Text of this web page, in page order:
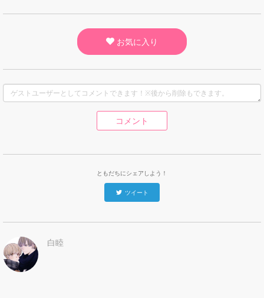
お気に入り
コメント
ともだちにシェアしよう！
ツイート
白睦